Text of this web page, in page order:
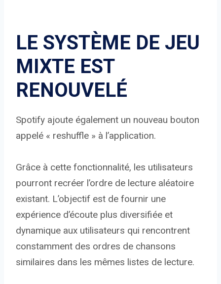
LE SYSTÈME DE JEU
MIXTE EST
RENOUVELÉ
Spotify ajoute également un nouveau bouton
appelé « reshuffle » à l’application.
Grâce à cette fonctionnalité, les utilisateurs
pourront recréer l’ordre de lecture aléatoire
existant. L’objectif est de fournir une
expérience d’écoute plus diversifiée et
dynamique aux utilisateurs qui rencontrent
constamment des ordres de chansons
similaires dans les mêmes listes de lecture.